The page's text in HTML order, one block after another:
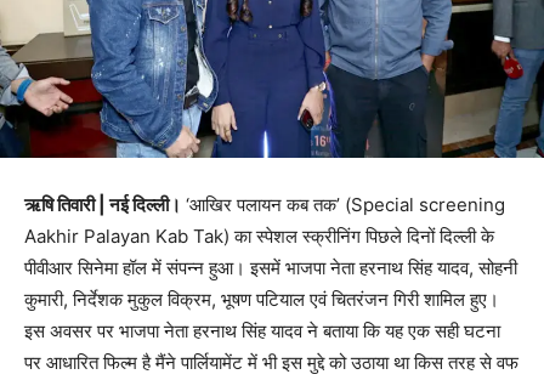
ऋषि तिवारी | नई दिल्ली। ‘आखिर पलायन कब तक’ (Special screening
Aakhir Palayan Kab Tak) का स्पेशल स्क्रीनिंग पिछले दिनों दिल्ली के
पीवीआर सिनेमा हॉल में संपन्न हुआ। इसमें भाजपा नेता हरनाथ सिंह यादव, सोहनी
कुमारी, निर्देशक मुकुल विक्रम, भूषण पटियाल एवं चितरंजन गिरी शामिल हुए।
इस अवसर पर भाजपा नेता हरनाथ सिंह यादव ने बताया कि यह एक सही घटना
पर आधारित फिल्म है मैंने पार्लियामेंट में भी इस मुद्दे को उठाया था किस तरह से वफ